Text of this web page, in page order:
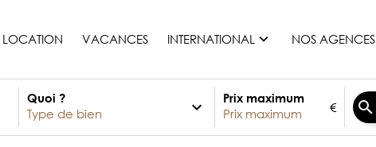
LOCATION VACANCES INTERNATIONAL
France
Maurice
NOS AGENCES
Quoi ? Prix maximum
€